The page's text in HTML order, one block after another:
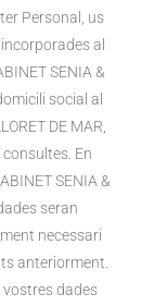
Personal, us
al
SENIA &
social al
DE MAR,
En
SENIA &
seran
necessari
anteriorment.
dades